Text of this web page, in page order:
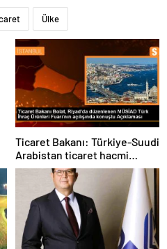
Ülke
Ticaret Bakanı: Türkiye-Suudi
Arabistan ticaret hacmi
artacak